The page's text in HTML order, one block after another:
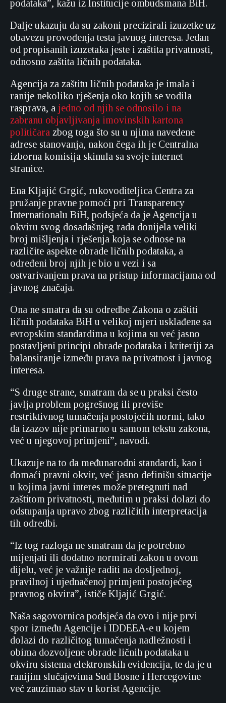
podataka”, kažu iz Institucije ombudsmana BiH.
Dalje ukazuju da su zakoni precizirali izuzetke uz
obavezu provođenja testa javnog interesa. Jedan
od propisanih izuzetaka jeste i zaštita privatnosti,
odnosno zaštita ličnih podataka.
Agencija za zaštitu ličnih podataka je imala i
ranije nekoliko rješenja oko kojih se vodila
rasprava, a jedno od njih se odnosilo i na
zabranu objavljivanja imovinskih kartona
političara zbog toga što su u njima navedene
adrese stanovanja, nakon čega ih je Centralna
izborna komisija skinula sa svoje internet
stranice.
Ena Kljajić Grgić, rukovoditeljica Centra za
pružanje pravne pomoći pri Transparency
Internationalu BiH, podsjeća da je Agencija u
okviru svog dosadašnjeg rada donijela veliki
broj mišljenja i rješenja koja se odnose na
različite aspekte obrade ličnih podataka, a
određeni broj njih je bio u vezi i sa
ostvarivanjem prava na pristup informacijama od
javnog značaja.
Ona ne smatra da su odredbe Zakona o zaštiti
ličnih podataka BiH u velikoj mjeri usklađene sa
evropskim standardima u kojima su već jasno
postavljeni principi obrade podataka i kriteriji za
balansiranje između prava na privatnost i javnog
interesa.
“S druge strane, smatram da se u praksi često
javlja problem pogrešnog ili previše
restriktivnog tumačenja postojećih normi, tako
da izazov nije primarno u samom tekstu zakona,
već u njegovoj primjeni”, navodi.
Ukazuje na to da međunarodni standardi, kao i
domaći pravni okvir, već jasno definišu situacije
u kojima javni interes može pretegnuti nad
zaštitom privatnosti, međutim u praksi dolazi do
odstupanja upravo zbog različitih interpretacija
tih odredbi.
“Iz tog razloga ne smatram da je potrebno
mijenjati ili dodatno normirati zakon u ovom
dijelu, već je važnije raditi na dosljednoj,
pravilnoj i ujednačenoj primjeni postojećeg
pravnog okvira”, ističe Kljajić Grgić.
Naša sagovornica podsjeća da ovo i nije prvi
spor između Agencije i IDDEEA-e u kojem
dolazi do različitog tumačenja nadležnosti i
obima dozvoljene obrade ličnih podataka u
okviru sistema elektronskih evidencija, te da je u
ranijim slučajevima Sud Bosne i Hercegovine
već zauzimao stav u korist Agencije.